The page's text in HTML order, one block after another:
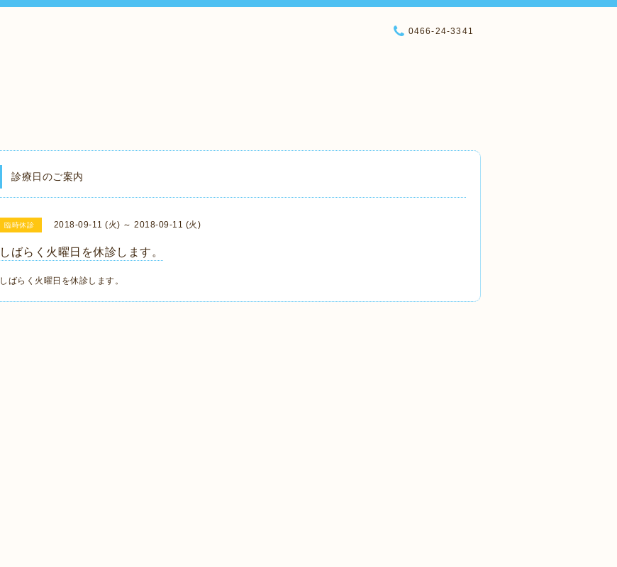
0466-24-3341
診療日のご案内
臨時休診 2018-09-11 (火) ～ 2018-09-11 (火)
しばらく火曜日を休診します。
しばらく火曜日を休診します。